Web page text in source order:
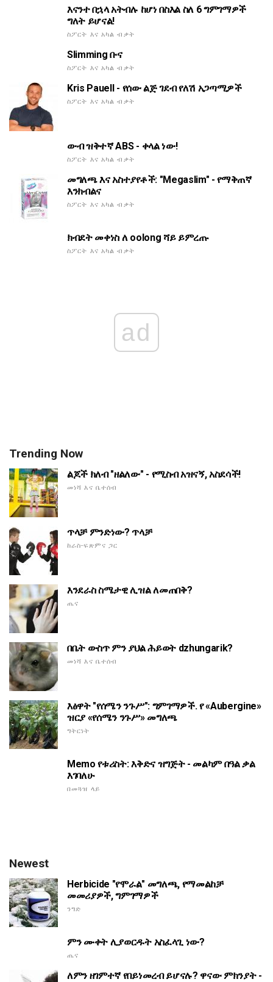
እናንተ በኋላ አትብሉ ከሆነ በስእል ስለ 6 ግምገማዎች
ግለት ይሆናል!
ስፖርት እና አካል ብቃት
Slimming ቡና
ስፖርት እና አካል ብቃት
Kris Pauell - የሰው ልጅ ገደብ የለሽ አጋጣሚዎች
ስፖርት እና አካል ብቃት
ውብ ዝቅተኛ ABS - ቀላል ነው!
ስፖርት እና አካል ብቃት
መግለጫ እና አስተያየቶች: "Megaslim" - የማቅጠኛ
እንክብልና
ስፖርት እና አካል ብቃት
ክብደት መቀነስ ለ oolong ሻይ ይምረጡ
ስፖርት እና አካል ብቃት
ad
Trending Now
ልጆች ክለብ "ዘልለው" - የሚስብ አዝናኝ, አስደሳች!
መነሻ እና ቤተሰብ
ጥላቻ ምንድነው? ጥላቻ
ከራስ-ፍጽምና ጋር
እንደራስ ስሜታዊ ሊዝል ለመጠበቅ?
ጤና
በቤት ውስጥ ምን ያህል ሕይወት dzhungarik?
መነሻ እና ቤተሰብ
እፅዋት "የሰሜን ንጉሥ": ግምገማዎች. የ «Aubergine»
ዝርያ «የሰሜን ንጉሥ» መግለጫ
ግትርነት
Memo የቱሪስት: እቅድና ዝግጅት - መልካም በዓል ቃል
እገባለሁ
በመጓዝ ላይ
Newest
Herbicide "የሞራል" መግለጫ, የማመልከቻ
መመሪያዎች, ግምገማዎች
ንግድ
ምን ሙቀት ሊያወርዱት አስፈላጊ ነው?
ጤና
ለምን ዘገምተኛ የበይነመረብ ይሆናሉ? ዋናው ምክንያት -